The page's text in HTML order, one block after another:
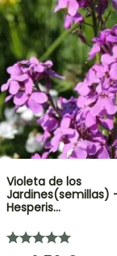
Violeta de los
Jardines(semillas)
Hesperis…